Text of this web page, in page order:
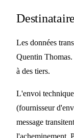
Les données
Quentin Thomas.
à des tiers.
L'envoi
(fournisseur
message